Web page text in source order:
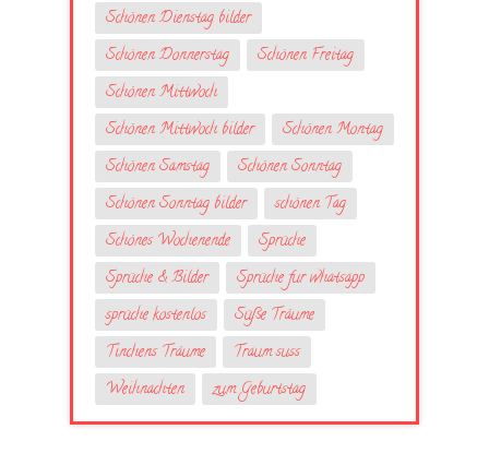
Schönen Dienstag bilder
Schönen Donnerstag
Schönen Freitag
Schönen Mittwoch
Schönen Mittwoch bilder
Schönen Montag
Schönen Samstag
Schönen Sonntag
Schönen Sonntag bilder
schönen Tag
Schönes Wochenende
Sprüche
Sprüche & Bilder
Sprüche fur whatsapp
sprüche kostenlos
Süße Träume
Tinchens Träume
Traum suss
Weihnachten
zum Geburtstag